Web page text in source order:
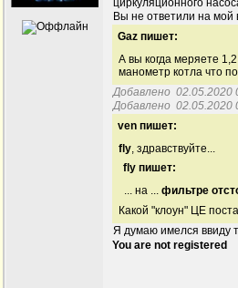
циркуляционного
Вы не ответили на мой
Gaz пишет:
А вы когда меряете
манометр котла что
Добавлено 02.05.2020
Добавлено 02.05.2020
ven пишет:
fly, здравствуйте...
fly пишет:
... на ... фильтре
Какой "клоун" ЦЕ
Я думаю имелся ввиду
You are not registered